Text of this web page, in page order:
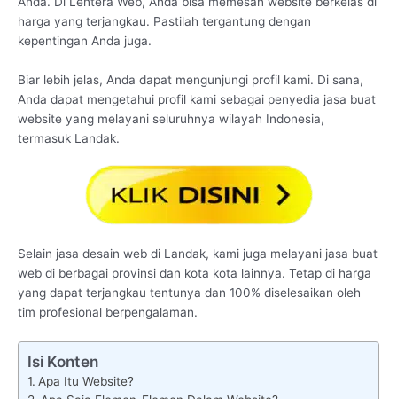
harga yang terjangkau. Pastilah tergantung dengan
kepentingan Anda juga.
Biar lebih jelas, Anda dapat mengunjungi profil kami. Di sana,
Anda dapat mengetahui profil kami sebagai penyedia jasa buat
website yang melayani seluruhnya wilayah Indonesia,
termasuk Landak.
Selain jasa desain web di Landak, kami juga melayani jasa buat
web di berbagai provinsi dan kota kota lainnya. Tetap di harga
yang dapat terjangkau tentunya dan 100% diselesaikan oleh
tim profesional berpengalaman.
Isi Konten
Apa Itu Website?